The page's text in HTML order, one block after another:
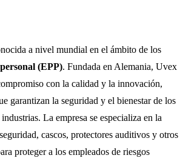
a nivel mundial en el ámbito de los
(EPP). Fundada en Alemania, Uvex
con la calidad y la innovación,
garantizan la seguridad y el bienestar de los
La empresa se especializa en la
cascos, protectores auditivos y otros
proteger a los empleados de riesgos